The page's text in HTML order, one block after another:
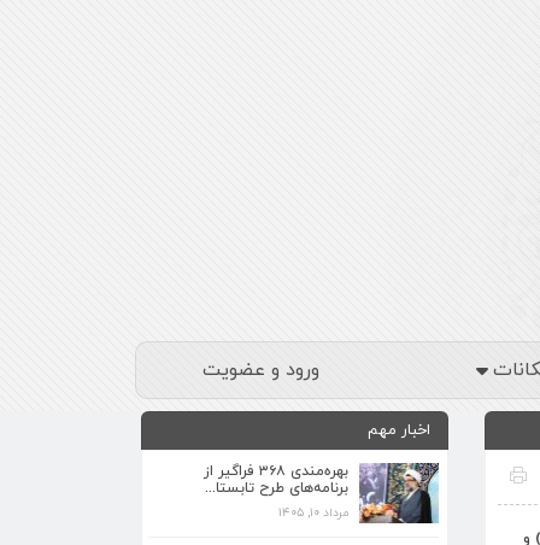
ورود و عضویت
و
اخبار مهم
بهره‌مندی ۳۶۸ فراگیر از
برنامه‌های طرح تابستا...
مرداد ۱۰, ۱۴۰۵
برنامه‌های فرهنگی زیارتگاه شهید آیت‌الله